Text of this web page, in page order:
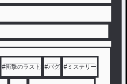
#衝撃のラスト #バグ # ミステリー